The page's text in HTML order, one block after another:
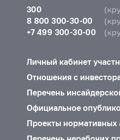
300
8 800 300-30-00
+7 499 300-30-00
Личный кабинет
Отношения с
Перечень
Официальное
Проекты нормативных